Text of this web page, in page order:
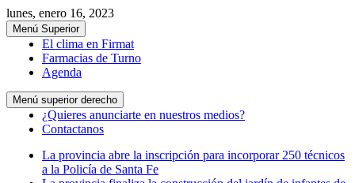
lunes, enero 16, 2023
Menú Superior
El clima en Firmat
Farmacias de Turno
Agenda
Menú superior derecho
¿Quieres anunciarte en nuestros medios?
Contactanos
La provincia abre la inscripción para incorporar 250 técnicos
a la Policía de Santa Fe